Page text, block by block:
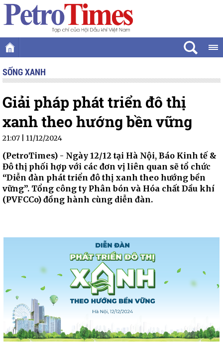
SỐNG XANH
Giải pháp phát triển đô thị
xanh theo hướng bền vững
21:07 | 11/12/2024
(PetroTimes) - Ngày 12/12 tại Hà Nội, Báo Kinh tế &
Đô thị phối hợp với các đơn vị liên quan sẽ tổ chức
“Diễn đàn phát triển đô thị xanh theo hướng bền
vững”. Tổng công ty Phân bón và Hóa chất Dầu khí
(PVFCCo) đồng hành cùng diễn đàn.